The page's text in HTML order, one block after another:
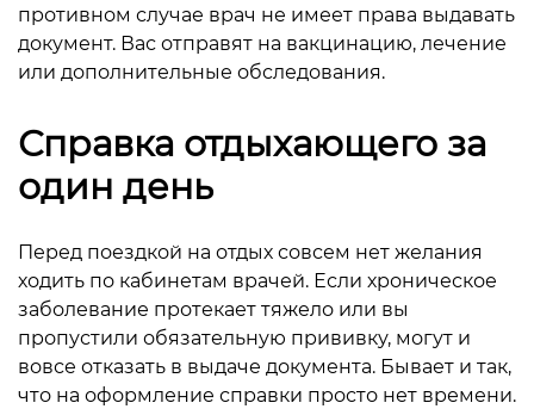
противном случае врач не имеет права выдавать
документ. Вас отправят на вакцинацию, лечение
или дополнительные обследования.
Справка отдыхающего за
один день
Перед поездкой на отдых совсем нет желания
ходить по кабинетам врачей. Если хроническое
заболевание протекает тяжело или вы
пропустили обязательную прививку, могут и
вовсе отказать в выдаче документа. Бывает и так,
что на оформление справки просто нет времени.